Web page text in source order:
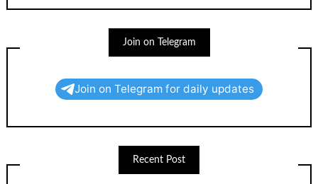
Join on Telegram
Join on Telegram for daily updates
Recent Post